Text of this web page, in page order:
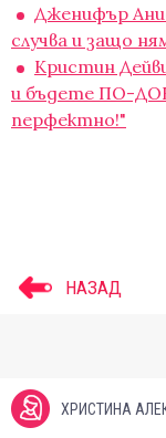
Дженифър
случва и защо
Кристин
и бъдете ПО-
перфектно!"
НАЗАД
ХРИСТИНА